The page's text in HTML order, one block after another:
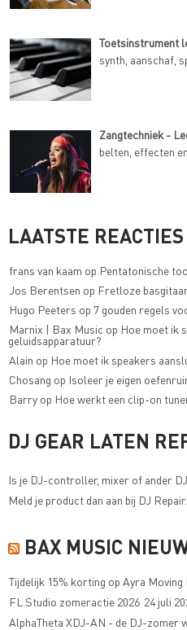
Toetsinstrument
synth, aanschaf,
Zangtechniek -
belten, effecten
LAATSTE REACTIES
frans van kaam op Pentatonische
Jos Berentsen op Fretloze
Hugo Peeters op 7 gouden regels
Marnix | Bax Music op Hoe moet ik
geluidsapparatuur?
Alain op Hoe moet ik speakers
Chosang op Isoleer je eigen
Barry op Hoe werkt een clip-on
DJ GEAR LATEN
Is je DJ-controller, mixer of ander
Meld je product dan aan bij DJ Repair.
BAX MUSIC
Tijdelijk 15% korting op Ayra Moving
FL Studio zomeractie 2026 24 juli
AlphaTheta XDJ-AN - de DJ-zomer